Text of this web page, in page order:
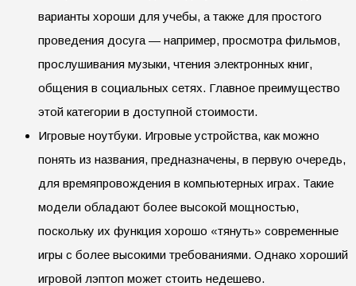
варианты хороши для учебы, а также для простого
проведения досуга — например, просмотра фильмов,
прослушивания музыки, чтения электронных книг,
общения в социальных сетях. Главное преимущество
этой категории в доступной стоимости.
Игровые ноутбуки. Игровые устройства, как можно
понять из названия, предназначены, в первую очередь,
для времяпровождения в компьютерных играх. Такие
модели обладают более высокой мощностью,
поскольку их функция хорошо «тянуть» современные
игры с более высокими требованиями. Однако хороший
игровой лэптоп может стоить недешево.